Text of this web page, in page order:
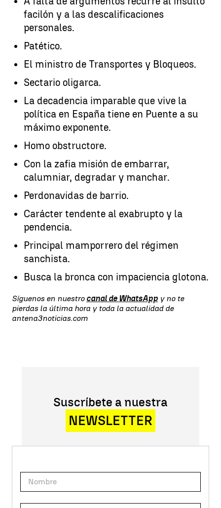
facilón y a las descalificaciones
personales.
Patético.
El ministro de Transportes y Bloqueos.
Sectario oligarca.
La decadencia imparable que vive la
política en España tiene en Puente a su
máximo exponente.
Homo obstructore.
Con la zafia misión de embarrar,
calumniar, degradar y manchar.
Perdonavidas de barrio.
Carácter tendente al exabrupto y la
pendencia.
Principal mamporrero del régimen
sanchista.
Busca la bronca con impaciencia glotona.
Síguenos en nuestro canal de WhatsApp y no te
pierdas la última hora y toda la actualidad de
antena3noticias.com
Suscríbete a nuestra
NEWSLETTER